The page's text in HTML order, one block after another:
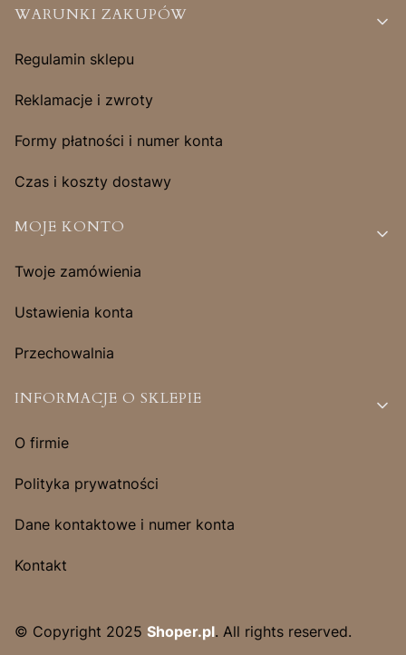
Linki w stopce
WARUNKI ZAKUPÓW
Regulamin sklepu
Reklamacje i zwroty
Formy płatności i numer konta
Czas i koszty dostawy
MOJE KONTO
Twoje zamówienia
Ustawienia konta
Przechowalnia
INFORMACJE O SKLEPIE
O firmie
Polityka prywatności
Dane kontaktowe i numer konta
Kontakt
© Copyright 2025 Shoper.pl. All rights reserved.